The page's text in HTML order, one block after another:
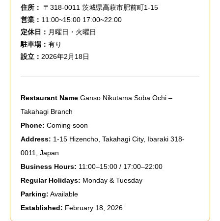
住所：
〒318-0011 茨城県高萩市肥前町1-15
営業： 11:00~15:00 17:00~22:00
定休日： 月曜日・火曜日
駐車場： 有り
設立： 2026年2月18日
Restaurant Name:Ganso Nikutama Soba Ochi –
Takahagi Branch
Phone: Coming soon
Address: 1-15 Hizencho, Takahagi City, Ibaraki 318-
0011, Japan
Business Hours: 11:00–15:00 / 17:00–22:00
Regular Holidays: Monday & Tuesday
Parking: Available
Established: February 18, 2026